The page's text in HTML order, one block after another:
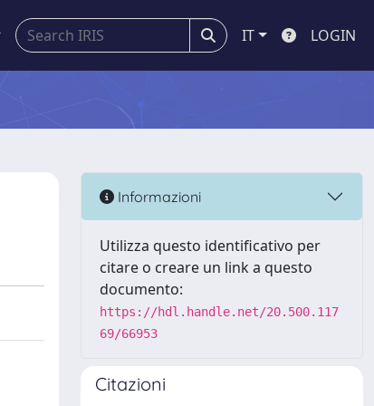
IT LOGIN
Informazioni
Utilizza questo identificativo per
citare o creare un link a questo
documento:
https://hdl.handle.net/20.500.117
69/66953
Citazioni